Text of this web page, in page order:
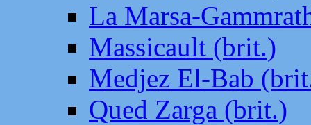
La Marsa-
Massicault (brit.)
Medjez El-Bab
Qued Zarga (brit.)